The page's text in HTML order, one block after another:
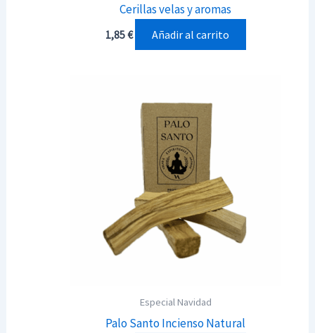
Cerillas velas y aromas
1,85€ Añadir al carrito
Especial Navidad
Palo Santo Incienso Natural